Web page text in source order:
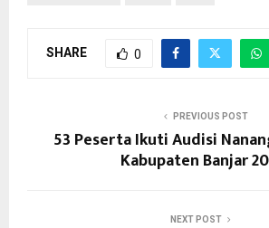
SHARE 0
PREVIOUS POST
53 Peserta Ikuti Audisi
Kabupaten Banjar
NEXT POST